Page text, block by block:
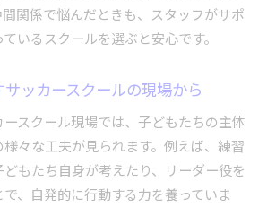
関係で悩んだときも、スタッフがサポ
いるスクールを選ぶと安心です。
ッカースクールの現場から
スクール現場では、子どもたちの主体
々な工夫が見られます。例えば、練習
もたち自身が考えたり、リーダー役を
、自発的に行動する力を養っていま